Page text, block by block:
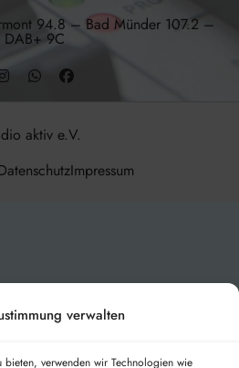
verwalten
verwenden wir Technologien wie
94.8 – Bad Münder 107.2 –
DAB+ 9C
aktiv e.V.
byThemeansar.
Impressum